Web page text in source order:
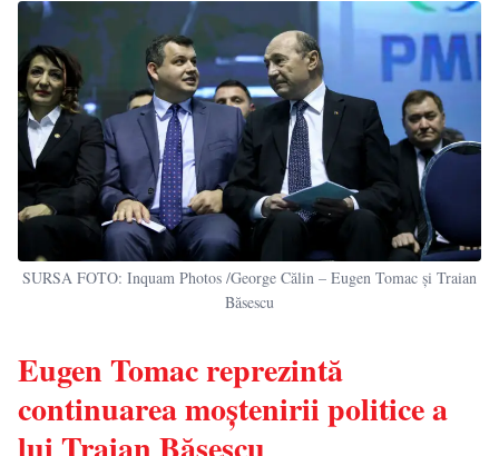
SURSA FOTO: Inquam Photos /George Călin – Eugen Tomac și Traian
Băsescu
Eugen Tomac reprezintă
continuarea moștenirii politice a